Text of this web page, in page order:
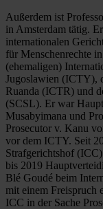
Außerdem ist
in Amsterdam tätig.
internationalen
für Menschenrechte
(ehemaligen)
Jugoslawien (ICTY),
Ruanda (ICTR) und
(SCSL). Er war
Musabyimana und
Prosecutor v. Kanu
vor dem ICTY. Seit
Strafgerichtshof
bis 2019
Blé Goudé beim
mit einem Freispruch
ICC in der Sache